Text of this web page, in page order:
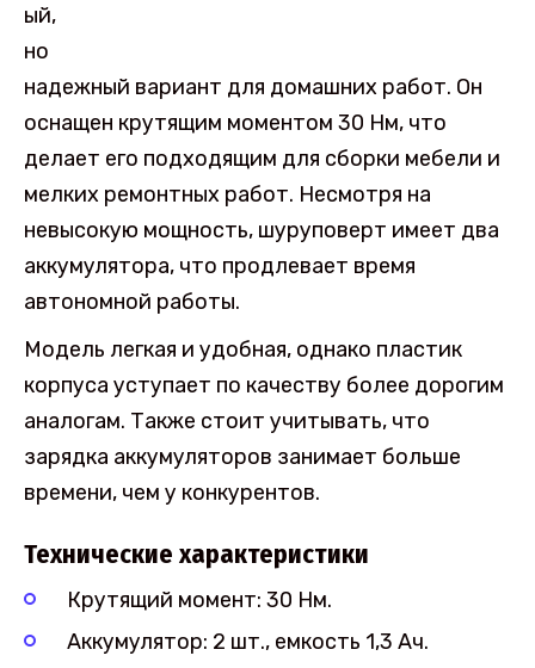
ый,
но
надежный вариант для домашних работ. Он
оснащен крутящим моментом 30 Нм, что
делает его подходящим для сборки мебели и
мелких ремонтных работ. Несмотря на
невысокую мощность, шуруповерт имеет два
аккумулятора, что продлевает время
автономной работы.
Модель легкая и удобная, однако пластик
корпуса уступает по качеству более дорогим
аналогам. Также стоит учитывать, что
зарядка аккумуляторов занимает больше
времени, чем у конкурентов.
Технические характеристики
Крутящий момент: 30 Нм.
Аккумулятор: 2 шт., емкость 1,3 Ач.